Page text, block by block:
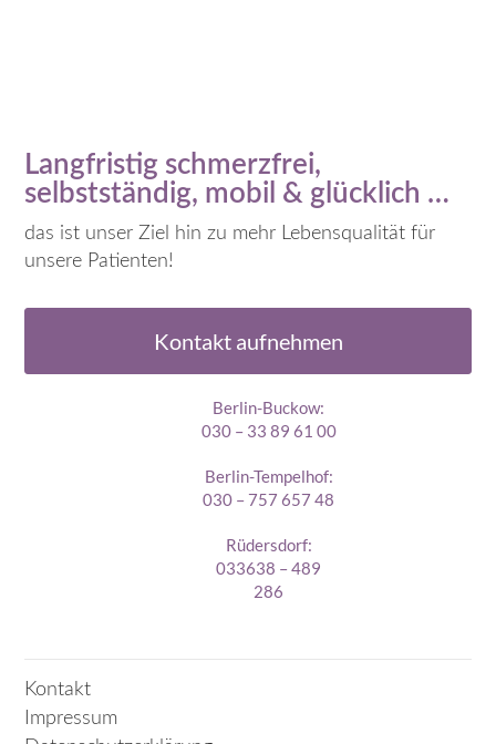
Langfristig schmerzfrei,
selbstständig, mobil & glücklich …
das ist unser Ziel hin zu mehr Lebensqualität für
unsere Patienten!
Kontakt aufnehmen
Berlin-Buckow:
030 – 33 89 61 00
Berlin-Tempelhof:
030 – 757 657 48
Rüdersdorf:
033638 – 489
286
Kontakt
Impressum